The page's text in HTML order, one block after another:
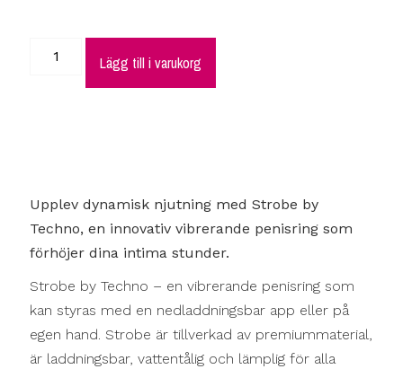
Lägg till i varukorg
Upplev dynamisk njutning med Strobe by
Techno, en innovativ vibrerande penisring som
förhöjer dina intima stunder.
Strobe by Techno – en vibrerande penisring som
kan styras med en nedladdningsbar app eller på
egen hand. Strobe är tillverkad av premiummaterial,
är laddningsbar, vattentålig och lämplig för alla